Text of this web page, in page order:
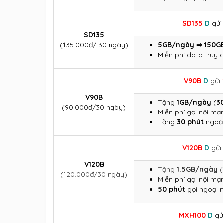
SD135
(135.000đ/ 30 ngày)
SD135 D gửi
5GB/ngày ⇒
Miễn phí data truy
V90B
(90.000đ/30 ngày)
V90B D gửi
Tặng 1GB/ngày (
Miễn phí gọi nội
Tặng 30 phút
V120B
(120.000đ/30 ngày)
V120B D gửi
Tặng 1.5GB/ngày (
Miễn phí gọi nội
50 phút gọi ngoại
MXH100 D